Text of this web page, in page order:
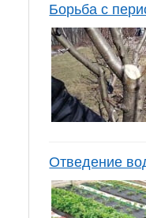
Борьба с
Отведение